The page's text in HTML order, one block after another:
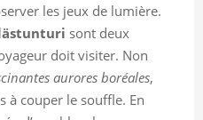
les jeux de lumière.
sont deux
doit visiter. Non
aurores boréales,
à couper le souffle. En